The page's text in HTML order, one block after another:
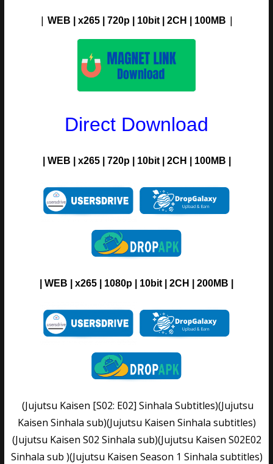
| WEB | x265 | 720p | 10bit | 2CH | 100M B |
Direct Download
| WEB | x265 | 720p | 10bit | 2CH | 100MB |
| WEB | x265 | 1080p | 10bit | 2CH | 200MB |
(Jujutsu Kaisen [S02: E02] Sinhala Subtitles)(Jujutsu
Kaisen Sinhala sub)(Jujutsu Kaisen Sinhala subtitles)
(Jujutsu Kaisen S02 Sinhala sub)(Jujutsu Kaisen S02E02
Sinhala sub )(Jujutsu Kaisen Season 1 Sinhala subtitles)